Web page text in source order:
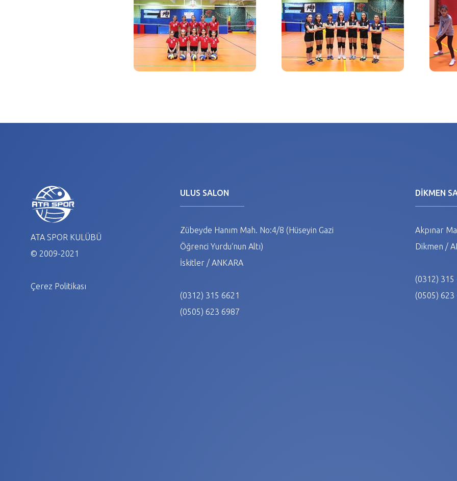
ATA SPOR KULÜBÜ
© 2009-2021
Çerez Politikası
ULUS SALON
Zübeyde Hanım Mah. No:4/8 (Hüseyin Gazi
Öğrenci Yurdu‘nun Altı)
İskitler / ANKARA
(0312) 315 6621
(0505) 623 6987
DİKMEN
Akpınar
Dikmen /
(0312) 315
(0505) 623